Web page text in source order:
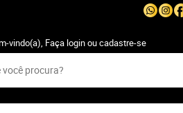
vindo(a), Faça loginoucadastre-se